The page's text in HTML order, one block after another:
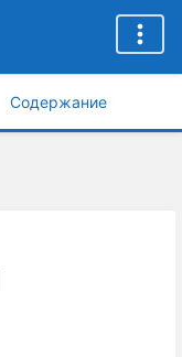
Содержание